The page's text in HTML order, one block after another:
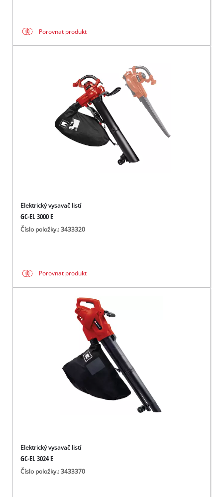
Porovnat produkt
Elektrický vysavač listí
GC-EL 3000 E
Číslo položky.: 3433320
Porovnat produkt
Elektrický vysavač listí
GC-EL 3024 E
Číslo položky.: 3433370